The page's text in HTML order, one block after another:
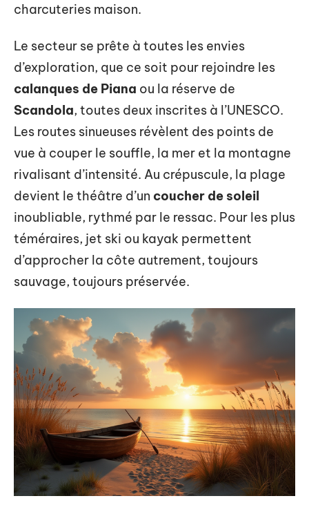
charcuteries maison.
Le secteur se prête à toutes les envies
d’exploration, que ce soit pour rejoindre les
calanques de Piana ou la réserve de
Scandola, toutes deux inscrites à l’UNESCO.
Les routes sinueuses révèlent des points de
vue à couper le souffle, la mer et la montagne
rivalisant d’intensité. Au crépuscule, la plage
devient le théâtre d’un coucher de soleil
inoubliable, rythmé par le ressac. Pour les plus
téméraires, jet ski ou kayak permettent
d’approcher la côte autrement, toujours
sauvage, toujours préservée.